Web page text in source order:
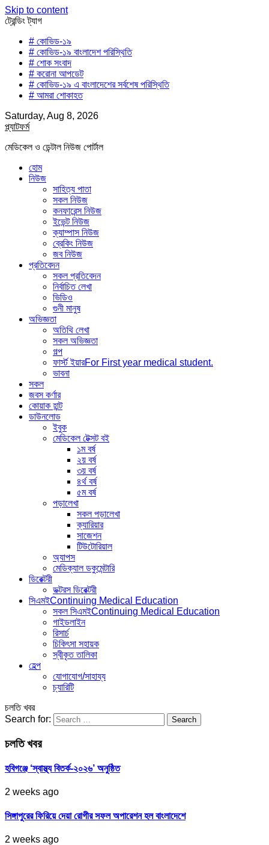
Skip to content
ট্রেন্ডিং ট্যাগ
# কোভিড-১৯
# কোভিড-১৯ বাংলাদেশ পরিস্থিতি
# শোক সংবাদ
# করোনা আপডেট
# কোভিড-১৯ এ বাংলাদেশের সর্বশেষ পরিস্থিতি
# আমরা শোকাহত
Saturday, Aug 8, 2026
প্ল্যাটফর্ম
মেডিকেল ও ডেন্টাল নিউজ পোর্টাল
হোম
নিউজ
সাহিত্য পাতা
সকল নিউজ
কনফারেন্স নিউজ
ইভেন্ট নিউজ
ক্যাম্পাস নিউজ
ব্রেকিং নিউজ
জব নিউজ
প্রতিবেদন
সকল প্রতিবেদন
নির্বাচিত লেখা
ভিডিও
গুনী মানুষ
অভিজ্ঞতা
অতিথি লেখা
সকল অভিজ্ঞতা
গল্প
ফার্স্ট ইয়ারFor First year medical student.
ভাবনা
সকল
জবস কর্ণার
কোয়াক হান্ট
ডাউনলোড
ইবুক
মেডিকেল টেক্সট বই
১ম বর্ষ
২য় বর্ষ
৩য় বর্ষ
৪র্থ বর্ষ
৫ম বর্ষ
পড়ালেখা
সকল পড়ালেখা
ক্যারিয়ার
সাজেশন
টিউটোরিয়াল
অ্যাপস
মেডিক্যাল ডকুমেন্টারি
ডিরেক্টরী
ডক্টরস ডিরেক্টরী
সিএমইContinuing Medical Education
সকল সিএমইContinuing Medical Education
গাইডলাইন
রিসার্চ
চিকিৎসা সহায়ক
স্বীকৃত তালিকা
হেল্প
যোগাযোগ/সাহায্য
চ্যারিটি
চলতি খবর
Search for:
চলতি খবর
হবিগঞ্জে ‘স্বাস্থ্য বিতর্ক-২০২৬’ অনুষ্ঠিত
2 weeks ago
সিঙ্গাপুরের ফিরিয়ে দেয়া রোগীর সফল অপারেশন হল বাংলাদেশে
2 weeks ago